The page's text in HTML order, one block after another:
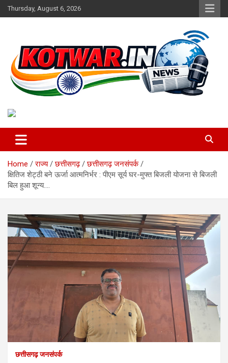
Skip
to
Thursday, August 6, 2026
kotwar.in
Home राज्य छत्तीसगढ़
छत्तीसगढ़ जनसंपर्क
क्षितिज शेट्ठी बने ऊर्जा आत्मनिर्भर : पीएम सूर्य घर-मुफ्त बिजली योजना से बिजली
बिल हुआ शून्य….
छत्तीसगढ़ जनसंपर्क